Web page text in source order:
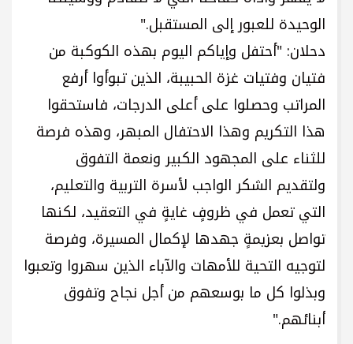
الوحيدة للعبور إلى المستقبل."
دحلان: "أحتفل وإياكم اليوم بهذه الكوكبة من
فتيان وفتيات غزة الحبيبة، الذين تبوأوا أرفع
المراتب وحصلوا على أعلى الدرجات، فاستحقوا
هذا التكريم وهذا الاحتفال المبهر، وهذه فرصة
للثناء على المجهود الكبير ونعمة التفوق
ولتقديم الشكر الواجب لأسرة التربية والتعليم،
التي تعمل في ظروفٍ غايةٍ في التعقيد، لكنها
تواصل بعزيمةٍ جهدها لإكمال المسيرة، وفرصة
لتوجيه التحية للأمهات والآباء الذين سهروا وتعبوا
وبذلوا كل ما بوسعهم من أجل نجاح وتفوق
أبنائهم."